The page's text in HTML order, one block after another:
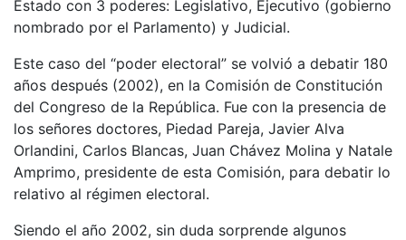
Estado con 3 poderes: Legislativo, Ejecutivo (gobierno
nombrado por el Parlamento) y Judicial.
Este caso del “poder electoral” se volvió a debatir 180
años después (2002), en la Comisión de Constitución
del Congreso de la República. Fue con la presencia de
los señores doctores, Piedad Pareja, Javier Alva
Orlandini, Carlos Blancas, Juan Chávez Molina y Natale
Amprimo, presidente de esta Comisión, para debatir lo
relativo al régimen electoral.
Siendo el año 2002, sin duda sorprende algunos